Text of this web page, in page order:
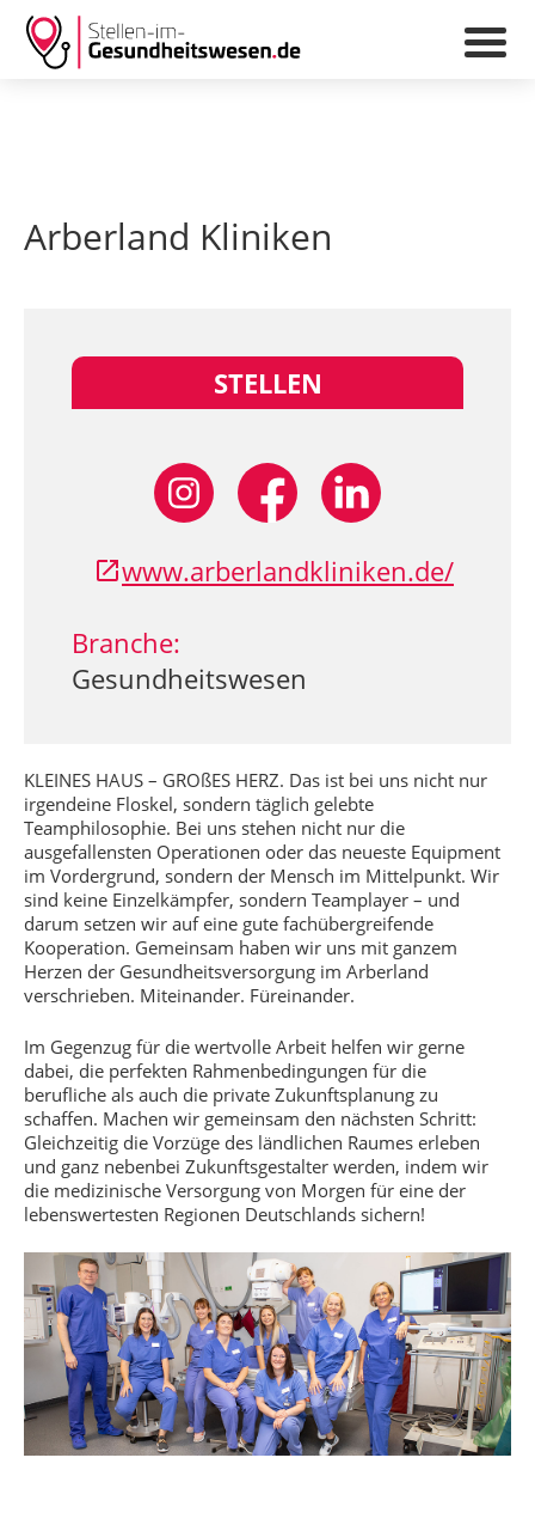
Arberland Kliniken
KLEINES HAUS – GROßES HERZ. Das ist bei uns nicht nur
irgendeine Floskel, sondern täglich gelebte
Teamphilosophie. Bei uns stehen nicht nur die
ausgefallensten Operationen oder das neueste Equipment
im Vordergrund, sondern der Mensch im Mittelpunkt. Wir
sind keine Einzelkämpfer, sondern Teamplayer – und
darum setzen wir auf eine gute fachübergreifende
Kooperation. Gemeinsam haben wir uns mit ganzem
Herzen der Gesundheitsversorgung im Arberland
verschrieben. Miteinander. Füreinander.
Im Gegenzug für die wertvolle Arbeit helfen wir gerne
dabei, die perfekten Rahmenbedingungen für die
berufliche als auch die private Zukunftsplanung zu
schaffen. Machen wir gemeinsam den nächsten Schritt:
Gleichzeitig die Vorzüge des ländlichen Raumes erleben
und ganz nebenbei Zukunftsgestalter werden, indem wir
die medizinische Versorgung von Morgen für eine der
lebenswertesten Regionen Deutschlands sichern!
STELLEN
www.arberlandkliniken.de/
Branche:
Gesundheitswesen